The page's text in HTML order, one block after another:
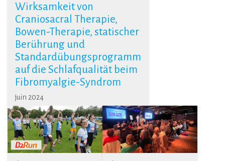
Wirksamkeit von
Craniosacral Therapie,
Bowen-Therapie, statischer
Berührung und
Standardübungsprogramm
auf die Schlafqualität beim
Fibromyalgie-Syndrom
juin 2024